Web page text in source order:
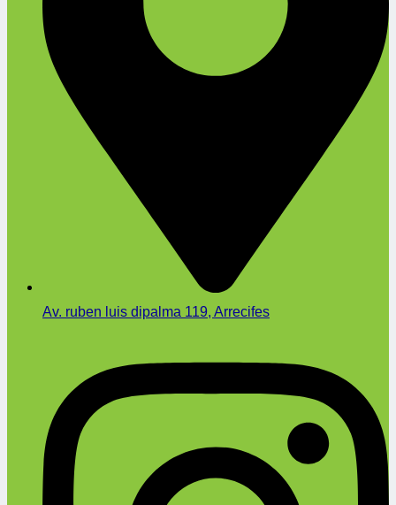
Av. ruben luis dipalma 119, Arrecifes